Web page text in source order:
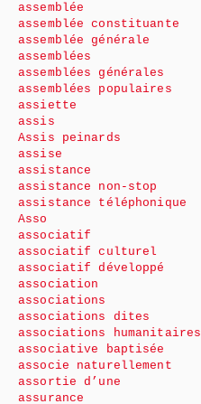
assemblée
assemblée constituante
assemblée générale
assemblées
assemblées générales
assemblées populaires
assiette
assis
Assis peinards
assise
assistance
assistance non-stop
assistance téléphonique
Asso
associatif
associatif culturel
associatif développé
association
associations
associations dites
associations humanitaires
associative baptisée
associe naturellement
assortie d’une
assurance